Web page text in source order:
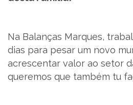
RECRUTAMENTO
BLOG
Na Balanças Marques,
dias para pesar um novo
acrescentar valor ao setor
queremos que também tu